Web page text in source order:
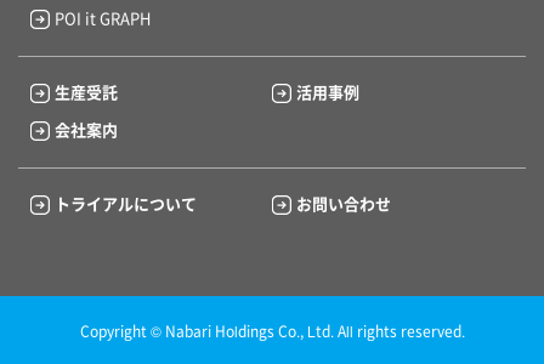
POI it GRAPH
生産受託 活用事例
会社案内
トライアルについて お問い合わせ
Copyright © Nabari Holdings Co., Ltd. All rights reserved.